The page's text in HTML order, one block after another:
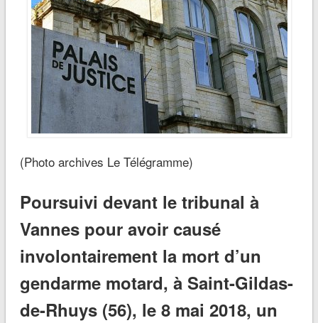
(Photo archives Le Télégramme)
Poursuivi devant le tribunal à
Vannes pour avoir causé
involontairement la mort d’un
gendarme motard, à Saint-Gildas-
de-Rhuys (56), le 8 mai 2018, un